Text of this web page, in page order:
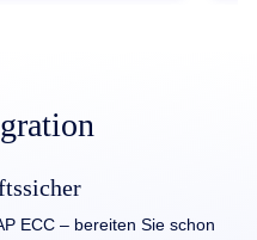
ECC – bereiten Sie schon